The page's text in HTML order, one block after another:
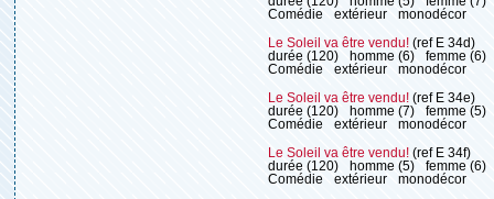
Comédie
extérieur monodécor
Le Soleil va être vendu! (ref E 34d)
durée (120)
homme (6)
femme (6)
Comédie
extérieur monodécor
Le Soleil va être vendu! (ref E 34e)
durée (120)
homme (7)
femme (5)
Comédie
extérieur monodécor
Le Soleil va être vendu! (ref E 34f)
durée (120)
homme (5)
femme (6)
Comédie
extérieur monodécor